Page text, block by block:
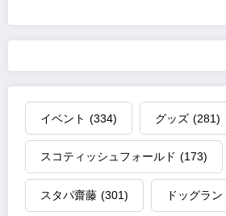
イベント (334) グッズ (281)
スコティッシュフォールド (173)
スタパ齋藤 (301) ドッグラン